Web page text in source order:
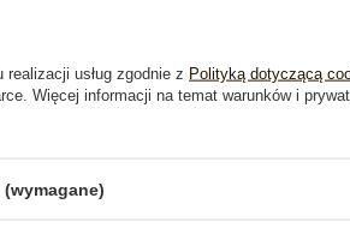
Opinie o produkcie(1)
usług zgodnie z Polityką dotyczącą
Więcej informacji na temat warunków i